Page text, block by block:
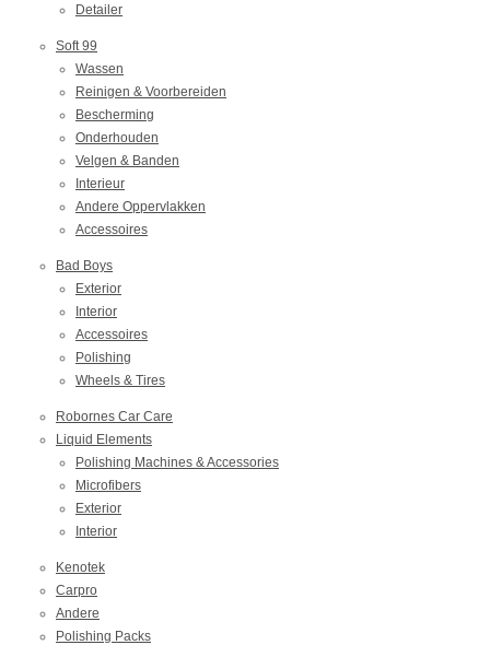
Detailer
Soft 99
Wassen
Reinigen & Voorbereiden
Bescherming
Onderhouden
Velgen & Banden
Interieur
Andere Oppervlakken
Accessoires
Bad Boys
Exterior
Interior
Accessoires
Polishing
Wheels & Tires
Robornes Car Care
Liquid Elements
Polishing Machines & Accessories
Microfibers
Exterior
Interior
Kenotek
Carpro
Andere
Polishing Packs